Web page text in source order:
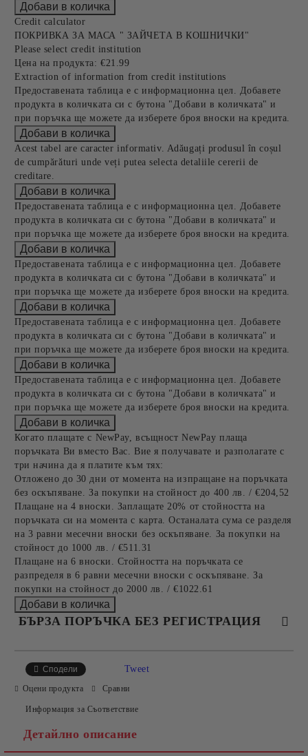
Credit calculator
ПОКРИВКА ЗА МАСА " ЗАЙЧЕТА В КОШНИЧКИ"
Please select credit institution
Цена на продукта: €21.99
Extraction of information from credit institutions
Предоставената таблица е с информационна цел. Добавете
продукта в количката си с бутона "Добави в количката" и
при поръчка ще можете да изберете броя вноски на кредита.
Acest tabel are caracter informativ. Adăugați produsul în coșul
de cumpărături unde veți putea selecta detaliile cererii de
creditare.
Предоставената таблица е с информационна цел. Добавете
продукта в количката си с бутона "Добави в количката" и
при поръчка ще можете да изберете броя вноски на кредита.
Предоставената таблица е с информационна цел. Добавете
продукта в количката си с бутона "Добави в количката" и
при поръчка ще можете да изберете броя вноски на кредита.
Предоставената таблица е с информационна цел. Добавете
продукта в количката си с бутона "Добави в количката" и
при поръчка ще можете да изберете броя вноски на кредита.
Предоставената таблица е с информационна цел. Добавете
продукта в количката си с бутона "Добави в количката" и
при поръчка ще можете да изберете броя вноски на кредита.
Когато плащате с NewPay, всъщност NewPay плаща
поръчката Ви вместо Вас. Вие я получавате и разполагате с
три начина да я платите към тях:
Отложено до 30 дни от момента на изпращане на поръчката
без оскъпяване. За покупки на стойност до 400 лв. / €204,52
Плащане на 4 вноски. Заплащате 20% от стойността на
поръчката си на момента с карта. Останалата сума се разделя
на 3 равни месечни вноски без оскъпяване. За покупки на
стойност до 1000 лв. / €511.31
Плащане на 6 вноски. Стойността на поръчката се
разпределя в 6 равни месечни вноски с оскъпяване. За
покупки на стойност до 2000 лв. / €1022.61
БЪРЗА ПОРЪЧКА БЕЗ РЕГИСТРАЦИЯ
Сподели
Tweet
Оцени продукта Сравни
Информация за Съответствие
Детайлно описание